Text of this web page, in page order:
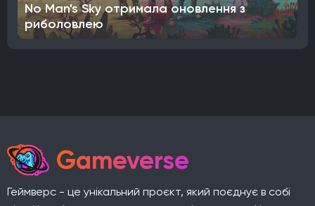
No Man's Sky отримала оновлення з
риболовлею
Gameverse
Геймверс - це унікальний проєкт, який поєднує в собі